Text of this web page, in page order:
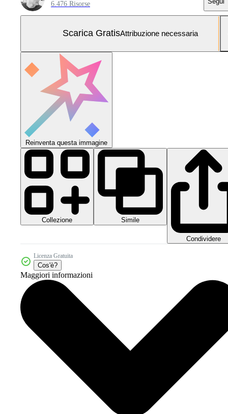
6.476 Risorse
Scarica GratisAttribuzione necessaria
Reinventa questa immagine
Collezione Simile
Condividere
Licenza Gratuita
Cos'è?
Maggiori informazioni